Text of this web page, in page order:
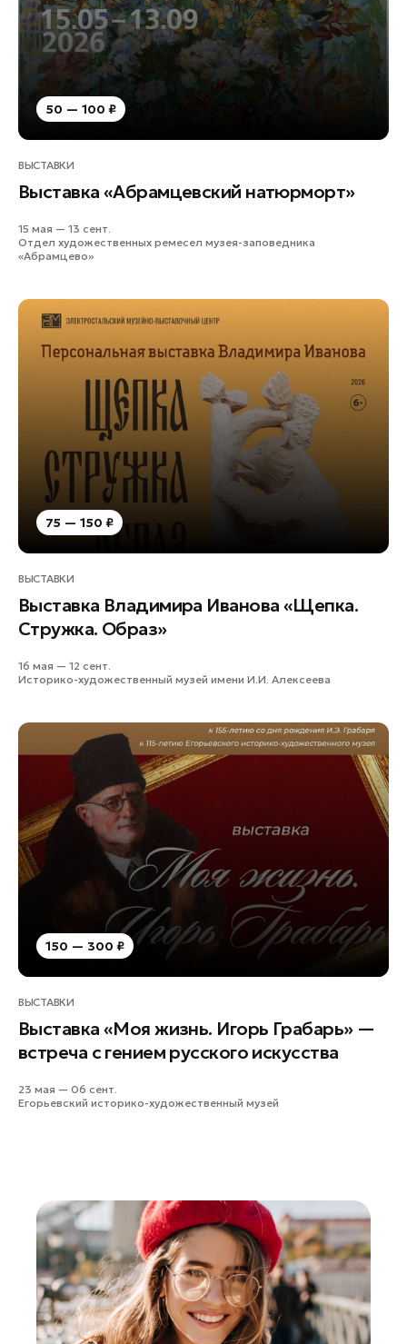
50 — 100 ₽
ВЫСТАВКИ
Выставка «Абрамцевский натюрморт»
15 мая — 13 сент.
Отдел художественных ремесел музея-заповедника
«Абрамцево»
75 — 150 ₽
ВЫСТАВКИ
Выставка Владимира Иванова «Щепка.
Стружка. Образ»
16 мая — 12 сент.
Историко-художественный музей имени И.И. Алексеева
150 — 300 ₽
ВЫСТАВКИ
Выставка «Моя жизнь. Игорь Грабарь» —
встреча с гением русского искусства
23 мая — 06 сент.
Егорьевский историко-художественный музей